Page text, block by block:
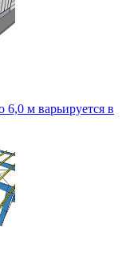
6,0 м варьируется в